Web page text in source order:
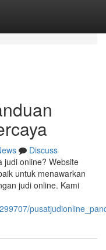
Discuss
judi online? Website
untuk menawarkan
judi online. Kami